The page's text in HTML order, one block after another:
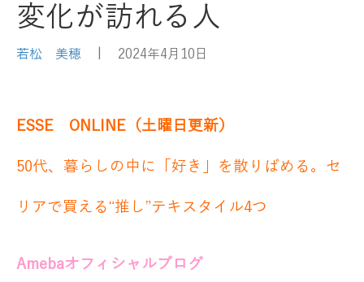
変化が訪れる人
若松 美穂 2024年4月10日
ESSE ONLINE（土曜日更新）
50代、暮らしの中に「好き」を散りばめる。セ
リアで買える“推し”テキスタイル4つ
Amebaオフィシャルブログ